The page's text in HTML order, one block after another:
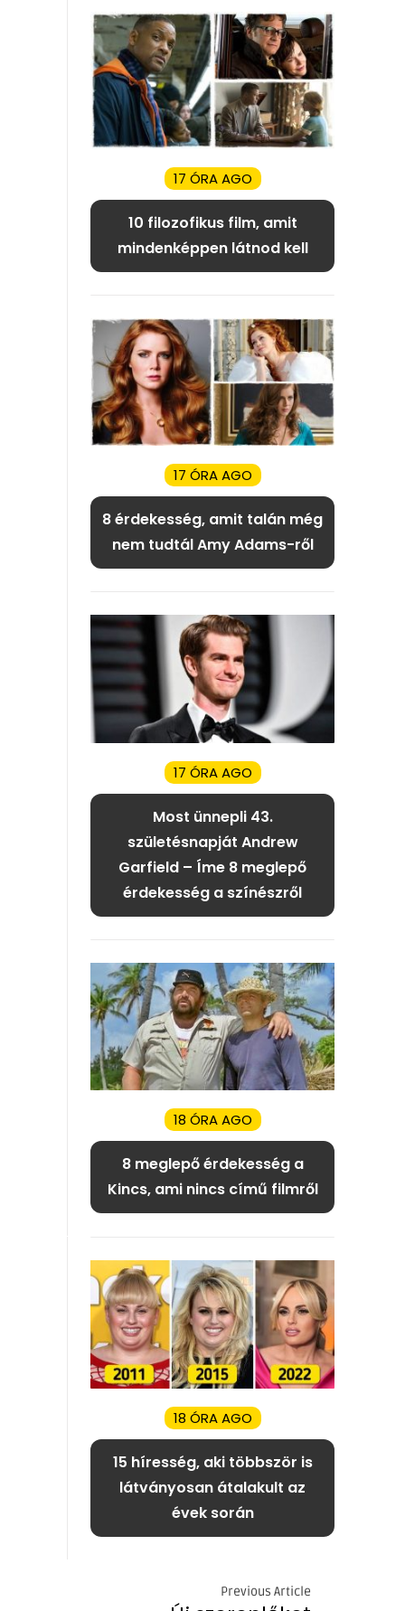
17 ÓRA AGO
10 filozofikus film, amit
mindenképpen látnod kell
17 ÓRA AGO
8 érdekesség, amit talán még
nem tudtál Amy Adams-ről
17 ÓRA AGO
Most ünnepli 43.
születésnapját Andrew
Garfield – Íme 8 meglepő
érdekesség a színészről
18 ÓRA AGO
8 meglepő érdekesség a
Kincs, ami nincs című filmről
18 ÓRA AGO
15 híresség, aki többször is
látványosan átalakult az
évek során
Previous Article